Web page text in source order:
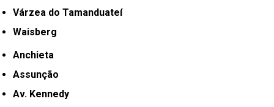
Várzea do Tamanduateí
Waisberg
Anchieta
Assunção
Av. Kennedy